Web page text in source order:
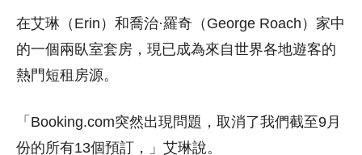
在艾琳（Erin）和喬治·羅奇（George Roach）家中
的一個兩臥室套房，現已成為來自世界各地遊客的
熱門短租房源。
「Booking.com突然出現問題，取消了我們截至9月
份的所有13個預訂，」艾琳說。